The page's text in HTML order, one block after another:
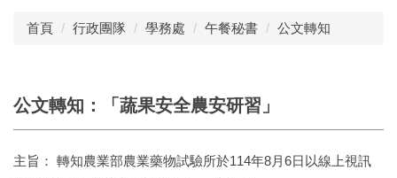
首頁 行政團隊 學務處 午餐秘書 公文轉知
公文轉知：「蔬果安全農安研習」
主旨： 轉知農業部農業藥物試驗所於114年8月6日以線上視訊